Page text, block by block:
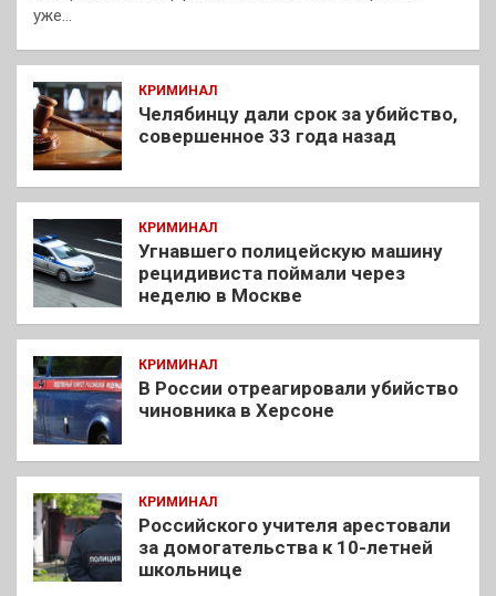
уже…
КРИМИНАЛ
Челябинцу дали срок за убийство,
совершенное 33 года назад
КРИМИНАЛ
Угнавшего полицейскую машину
рецидивиста поймали через
неделю в Москве
КРИМИНАЛ
В России отреагировали убийство
чиновника в Херсоне
КРИМИНАЛ
Российского учителя арестовали
за домогательства к 10-летней
школьнице